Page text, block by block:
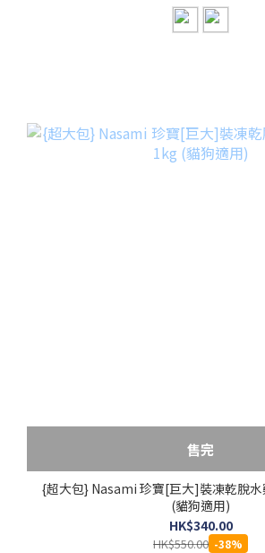
售完
{超大包} Nasami 珍寶[巨大]裝凍乾脫
(貓狗適用)
HK$340.00
HK$550.00 -38%